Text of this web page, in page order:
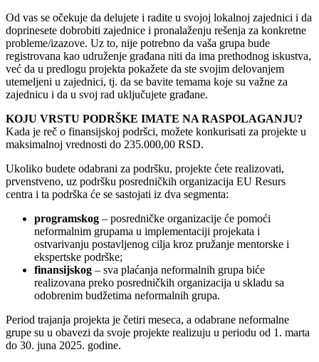
Od vas se očekuje da delujete i radite u svojoj lokalnoj zajednici i da
doprinesete dobrobiti zajednice i pronalaženju rešenja za konkretne
probleme/izazove. Uz to, nije potrebno da vaša grupa bude
registrovana kao udruženje građana niti da ima prethodnog iskustva,
već da u predlogu projekta pokažete da ste svojim delovanjem
utemeljeni u zajednici, tj. da se bavite temama koje su važne za
zajednicu i da u svoj rad uključujete građane.
KOJU VRSTU PODRŠKE IMATE NA RASPOLAGANJU?
Kada je reč o finansijskoj podršci, možete konkurisati za projekte u
maksimalnoj vrednosti do 235.000,00 RSD.
Ukoliko budete odabrani za podršku, projekte ćete realizovati,
prvenstveno, uz podršku posredničkih organizacija EU Resurs
centra i ta podrška će se sastojati iz dva segmenta:
programskog – posredničke organizacije će pomoći
neformalnim grupama u implementaciji projekata i
ostvarivanju postavljenog cilja kroz pružanje mentorske i
ekspertske podrške;
finansijskog – sva plaćanja neformalnih grupa biće
realizovana preko posredničkih organizacija u skladu sa
odobrenim budžetima neformalnih grupa.
Period trajanja projekta je četiri meseca, a odabrane neformalne
grupe su u obavezi da svoje projekte realizuju u periodu od 1. marta
do 30. juna 2025. godine.